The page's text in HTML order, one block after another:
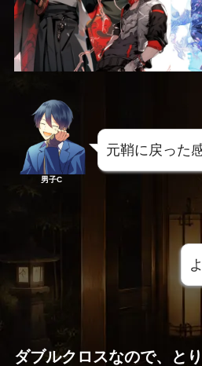
男子C
元鞘に戻った
ダブルクロスなので、と